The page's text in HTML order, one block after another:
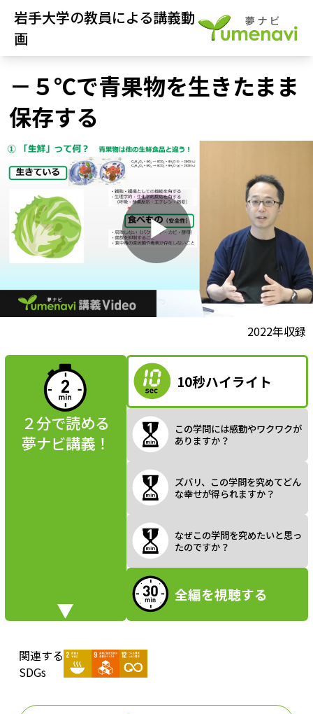
岩手大学の教員による講義動
画
－５℃で青果物を生きたまま
保存する
P
a
y
V
i
2022年収録
２分で読める
夢ナビ講義！
10秒ハイライト
この学問には感動やワクワクが
ありますか？
ズバリ、この学問を究めてどん
な幸せが得られますか？
なぜこの学問を究めたいと思っ
たのですか？
全編を視聴する
関連する
SDGs